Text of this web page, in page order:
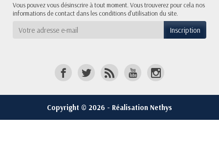
Vous pouvez vous désinscrire à tout moment. Vous trouverez pour cela nos
informations de contact dans les conditions d'utilisation du site.
Copyright © 2026 - Réalisation Nethys